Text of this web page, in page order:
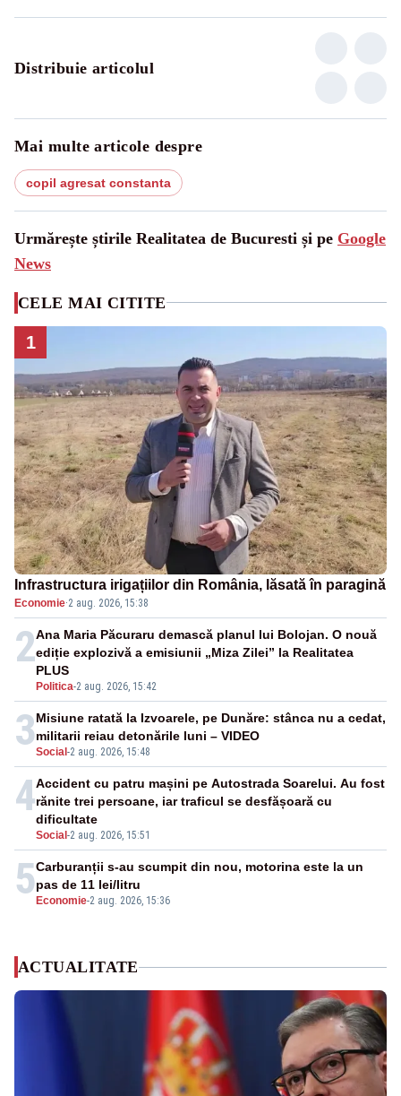
Distribuie articolul
Mai multe articole despre
copil agresat constanta
Urmărește știrile Realitatea de Bucuresti și pe Google
News
CELE MAI CITITE
1
Infrastructura irigațiilor din România, lăsată în paragină
Economie·2 aug. 2026, 15:38
2
Politica-2 aug. 2026, 15:42
Ana Maria Păcuraru demască planul lui Bolojan. O nouă
ediție explozivă a emisiunii „Miza Zilei” la Realitatea
PLUS
3Social -2 aug. 2026, 15:48
Misiune ratată la Izvoarele, pe Dunăre: stânca nu a cedat,
militarii reiau detonările luni – VIDEO
4
Social -2 aug. 2026, 15:51
Accident cu patru mașini pe Autostrada Soarelui. Au fost
rănite trei persoane, iar traficul se desfășoară cu
dificultate
5 Economie-2 aug. 2026, 15:36
Carburanții s-au scumpit din nou, motorina este la un
pas de 11 lei/litru
ACTUALITATE